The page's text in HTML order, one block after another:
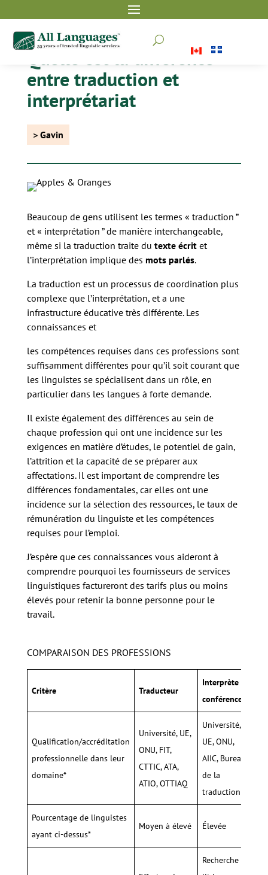
U
Quelle est la différence
entre traduction et
interprétariat
> Gavin
Beaucoup de gens utilisent les termes « traduction ”
et « interprétation ” de manière interchangeable,
même si la traduction traite du texte écritet
l’interprétation implique des mots parlés.
La traduction est un processus de coordination plus
complexe que l’interprétation, et a une
infrastructure éducative très différente. Les
connaissances et
les compétences requises dans ces professions sont
suffisamment différentes pour qu’il soit courant que
les linguistes se spécialisent dans un rôle, en
particulier dans les langues à forte demande.
Il existe également des différences au sein de
chaque profession qui ont une incidence sur les
exigences en matière d’études, le potentiel de gain,
l’attrition et la capacité de se préparer aux
affectations. Il est important de comprendre les
différences fondamentales, car elles ont une
incidence sur la sélection des ressources, le taux de
rémunération du linguiste et les compétences
requises pour l’emploi.
J’espère que ces connaissances vous aideront à
comprendre pourquoi les fournisseurs de services
linguistiques factureront des tarifs plus ou moins
élevés pour retenir la bonne personne pour le
travail.
COMPARAISON DES PROFESSIONS
Critère Traducteur
Interprète de
conférence
Qualification/accréditation
professionnelle dans leur
domaine*
Université, UE,
ONU, FIT,
CTTIC, ATA,
ATIO, OTTIAQ
Université,
UE, ONU,
AIIC, Bureau
de la
traduction
Pourcentage de linguistes
ayant ci-dessus*
Moyen à élevé Élevée
Recherche et